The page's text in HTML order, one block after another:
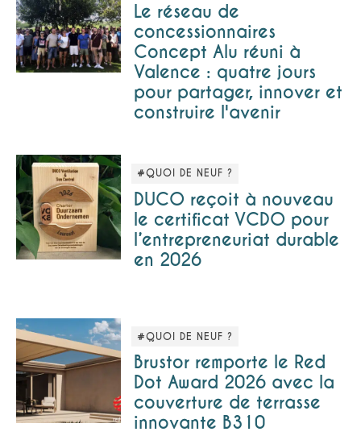
Le réseau de
concessionnaires
Concept Alu réuni à
Valence : quatre jours
pour partager, innover et
construire l'avenir
#QUOI DE NEUF ?
DUCO reçoit à nouveau
le certificat VCDO pour
l’entrepreneuriat durable
en 2026
#QUOI DE NEUF ?
Brustor remporte le Red
Dot Award 2026 avec la
couverture de terrasse
innovante B310